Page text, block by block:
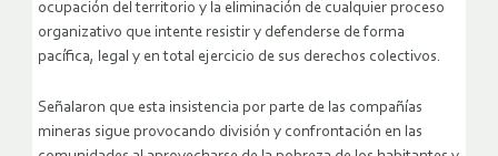
ocupación del territorio y la eliminación de cualquier proceso
organizativo que intente resistir y defenderse de forma
pacífica, legal y en total ejercicio de sus derechos colectivos.
Señalaron que esta insistencia por parte de las compañías
mineras sigue provocando división y confrontación en las